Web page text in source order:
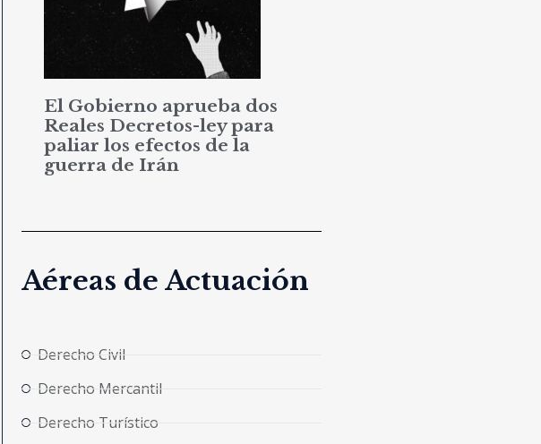
El Gobierno aprueba dos
Reales Decretos-ley para
paliar los efectos de la
guerra de Irán
Aéreas de Actuación
Derecho Civil
Derecho Mercantil
Derecho Turístico